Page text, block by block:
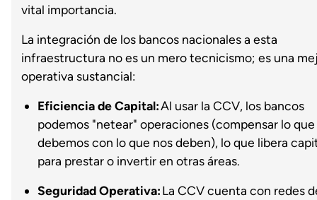
vital importancia.
La integración de los bancos nacionales a esta
infraestructura no es un mero tecnicismo; es una
operativa sustancial:
Eficiencia de Capital:Al usar la CCV, los bancos
podemos "netear" operaciones (compensar lo que
debemos con lo que nos deben), lo que libera
para prestar o invertir en otras áreas.
Seguridad Operativa:La CCV cuenta con redes